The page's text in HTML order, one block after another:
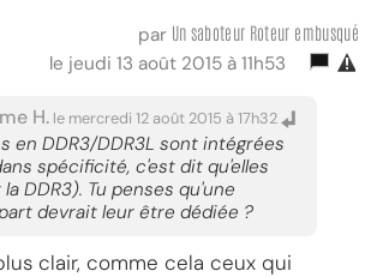
par Un saboteur Roteur embusqué
le jeudi 13 août 2015 à 11h53
H. le mercredi 12 août 2015 à 17h32
en DDR3/DDR3L sont intégrées
spécificité, c'est dit qu'elles
DDR3). Tu penses qu'une
devrait leur être dédiée ?
clair, comme cela ceux qui